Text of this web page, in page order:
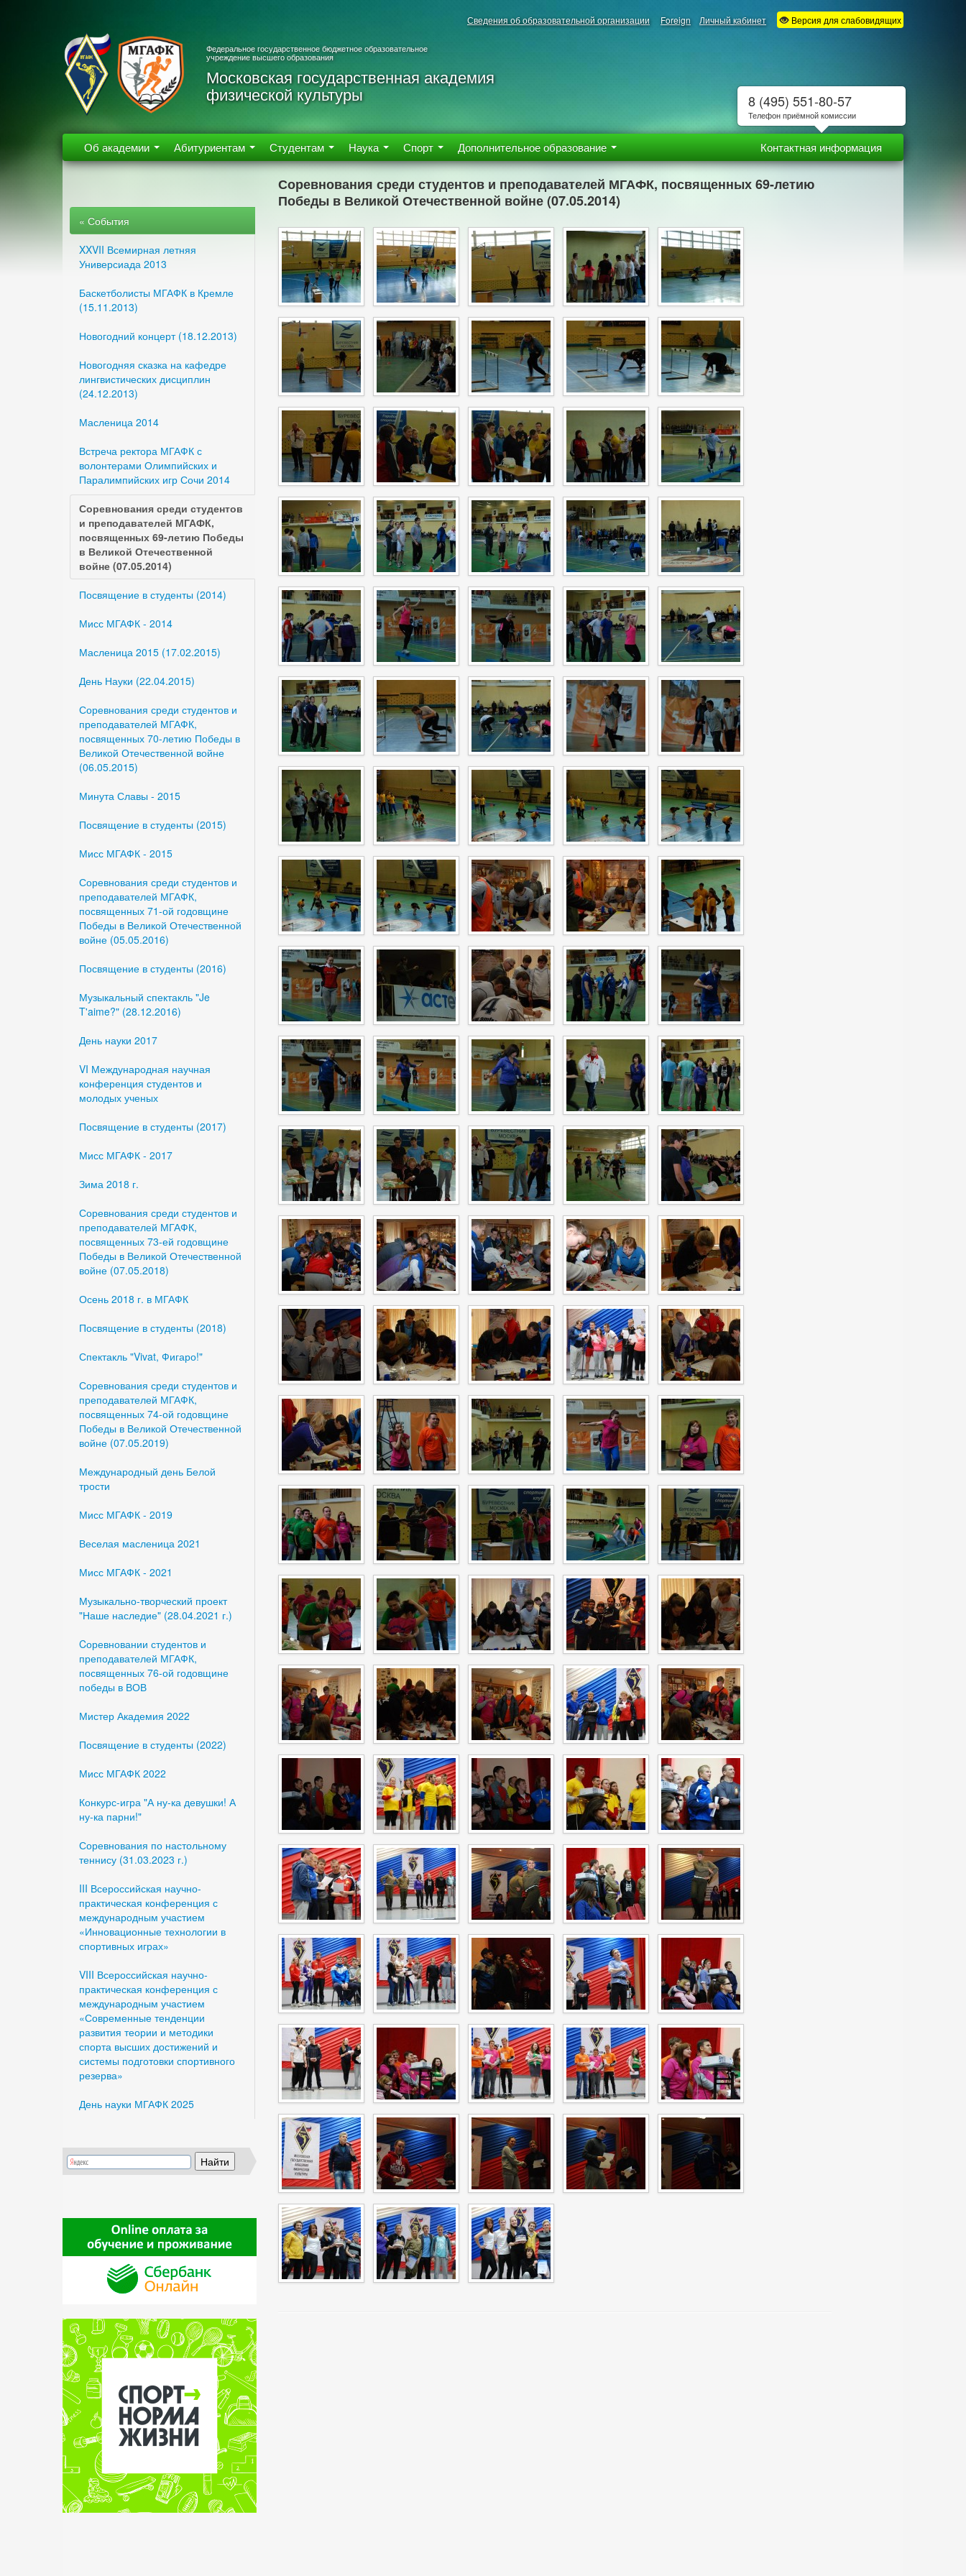
Сведения об образовательной организации Foreign Личный кабинет Версия для слабовидящих
Федеральное государственное бюджетное образовательное
учреждение высшего образования
Московская государственная академия
физической культуры
Об академии Абитуриентам Студентам Наука Спорт Дополнительное образование Контактная информация
« События
XXVII Всемирная летняя
Универсиада 2013
Баскетболисты МГАФК в Кремле
(15.11.2013)
Новогодний концерт (18.12.2013)
Новогодняя сказка на кафедре
лингвистических дисциплин
(24.12.2013)
Масленица 2014
Встреча ректора МГАФК с
волонтерами Олимпийских и
Паралимпийских игр Сочи 2014
Соревнования среди студентов
и преподавателей МГАФК,
посвященных 69-летию Победы
в Великой Отечественной
войне (07.05.2014)
Посвящение в студенты (2014)
Мисс МГАФК - 2014
Масленица 2015 (17.02.2015)
День Науки (22.04.2015)
Соревнования среди студентов и
преподавателей МГАФК,
посвященных 70-летию Победы в
Великой Отечественной войне
(06.05.2015)
Минута Славы - 2015
Посвящение в студенты (2015)
Мисс МГАФК - 2015
Соревнования среди студентов и
преподавателей МГАФК,
посвященных 71-ой годовщине
Победы в Великой Отечественной
войне (05.05.2016)
Посвящение в студенты (2016)
Музыкальный спектакль "Je
T'aime?" (28.12.2016)
День науки 2017
VI Международная научная
конференция студентов и
молодых ученых
Посвящение в студенты (2017)
Мисс МГАФК - 2017
Зима 2018 г.
Соревнования среди студентов и
преподавателей МГАФК,
посвященных 73-ей годовщине
Победы в Великой Отечественной
войне (07.05.2018)
Осень 2018 г. в МГАФК
Посвящение в студенты (2018)
Спектакль "Vivat, Фигаро!"
Соревнования среди студентов и
преподавателей МГАФК,
посвященных 74-ой годовщине
Победы в Великой Отечественной
войне (07.05.2019)
Международный день Белой
трости
Мисс МГАФК - 2019
Веселая масленица 2021
Мисс МГАФК - 2021
Музыкально-творческий проект
"Наше наследие" (28.04.2021 г.)
Cоревновании студентов и
преподавателей МГАФК,
посвященных 76-ой годовщине
победы в ВОВ
Мистер Академия 2022
Посвящение в студенты (2022)
Мисс МГАФК 2022
Конкурс-игра "А ну-ка девушки! А
ну-ка парни!"
Соревнования по настольному
теннису (31.03.2023 г.)
III Всероссийская научно-
практическая конференция с
международным участием
«Инновационные технологии в
спортивных играх»
VIII Всероссийская научно-
практическая конференция с
международным участием
«Современные тенденции
развития теории и методики
спорта высших достижений и
системы подготовки спортивного
резерва»
День науки МГАФК 2025
Соревнования среди студентов и преподавателей МГАФК, посвященных 69-летию
Победы в Великой Отечественной войне (07.05.2014)
8 (495) 551-80-57
Телефон приёмной комиссии